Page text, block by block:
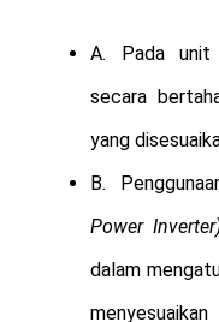
A. Pada unit
secara
yang
B.
Power
dalam